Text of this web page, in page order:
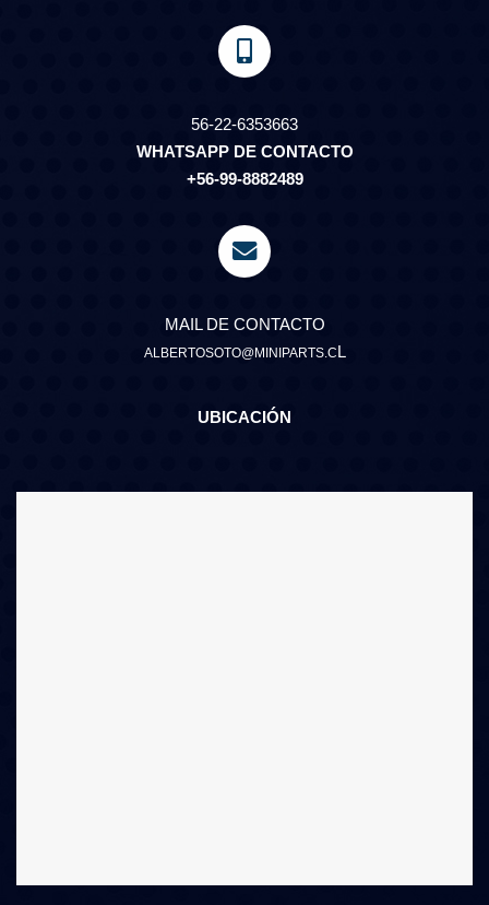
56-22-6353663
WHATSAPP DE CONTACTO
+56-99-8882489
MAIL DE CONTACTO
ALBERTOSOTO@MINIPARTS.CL
UBICACIÓN